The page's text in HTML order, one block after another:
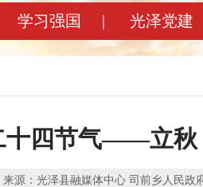
学习强国 | 光泽党建
十四节气——立秋
源：光泽县融媒体中心 司前乡人民政